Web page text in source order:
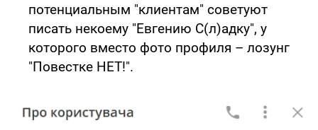
потенциальным "клиентам" советуют
писать некоему "Евгению С(л)адку", у
которого вместо фото профиля – лозунг
"Повестке НЕТ!".